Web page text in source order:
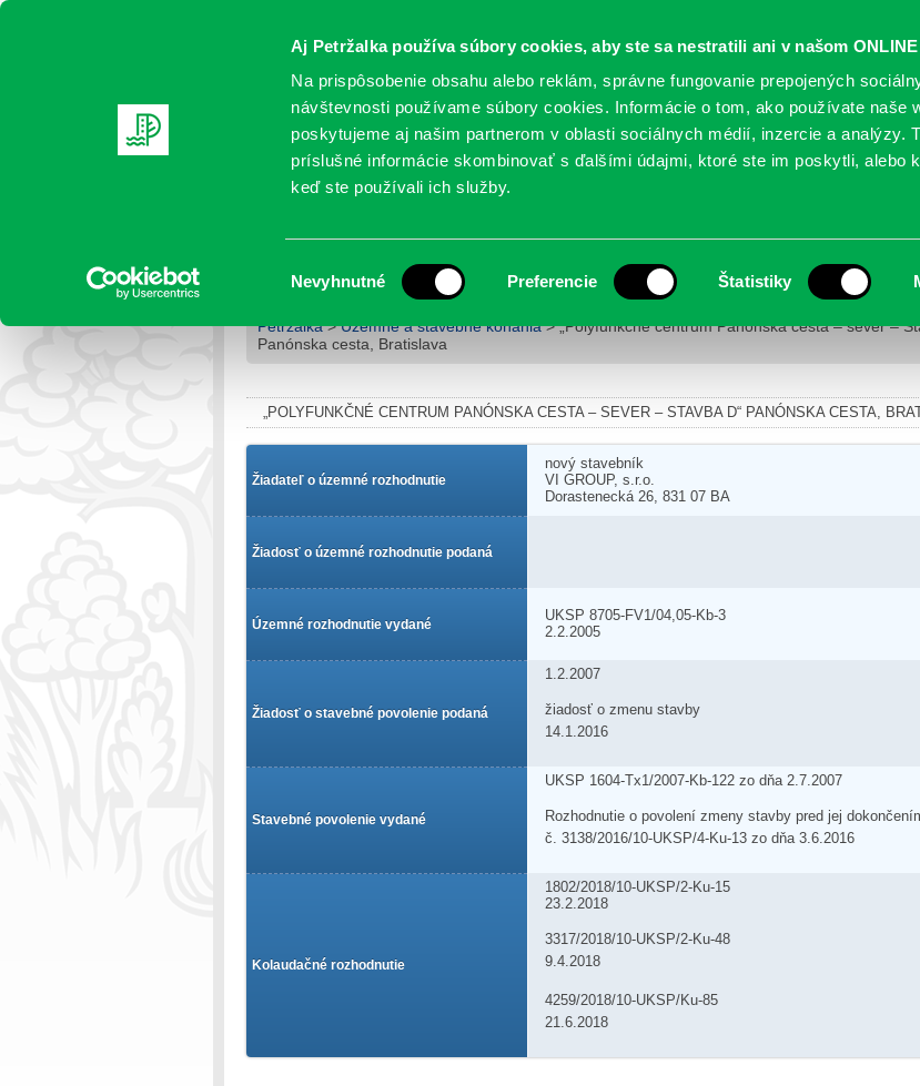
Aj Petržalka používa súbory cookies, aby ste sa nestratili ani v našom
Na prispôsobenie obsahu alebo reklám, správne fungovanie prepojených
návštevnosti používame súbory cookies. Informácie o tom, ako používate naše
poskytujeme aj našim partnerom v oblasti sociálnych médií, inzercie a analýzy.
príslušné informácie skombinovať s ďalšími údajmi, ktoré ste im poskytli, alebo
keď ste používali ich služby.
súhlasu
Nevyhnutné Preferencie Štatistiky
Oficiálne stránky
AKTUALITY SAMOSPRÁVA ORGANIZÁCIE OBLASTI NOVINY MAPY
„Polyfunkčné centrum Panónska cesta – sever – Stavba D“
cesta, Bratislava
Petržalka>Územné a stavebné konania> „Polyfunkčné centrum Panónska cesta – sever –
Panónska cesta, Bratislava
„POLYFUNKČNÉ CENTRUM PANÓNSKA CESTA – SEVER – STAVBA D“ PANÓNSKA CESTA,
Žiadateľ o územné rozhodnutie
nový stavebník
VI GROUP, s.r.o.
Dorastenecká 26, 831 07 BA
Žiadosť o územné rozhodnutie podaná
Územné rozhodnutie vydané
UKSP 8705-FV1/04,05-Kb-3
2.2.2005
Žiadosť o stavebné povolenie podaná
1.2.2007
žiadosť o zmenu stavby
14.1.2016
Stavebné povolenie vydané
UKSP 1604-Tx1/2007-Kb-122 zo dňa 2.7.2007
Rozhodnutie o povolení zmeny stavby pred jej
č. 3138/2016/10-UKSP/4-Ku-13 zo dňa 3.6.2016
Kolaudačné rozhodnutie
1802/2018/10-UKSP/2-Ku-15
23.2.2018
3317/2018/10-UKSP/2-Ku-48
9.4.2018
4259/2018/10-UKSP/Ku-85
21.6.2018